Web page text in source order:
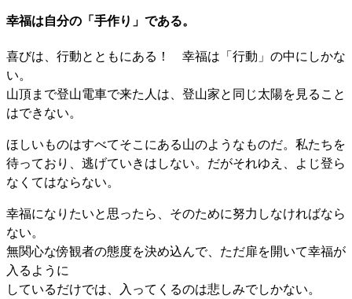
幸福は自分の「手作り」である。
喜びは、行動とともにある！ 幸福は「行動」の中にしかな
い。
山頂まで登山電車で来た人は、登山家と同じ太陽を見ること
はできない。
ほしいものはすべてそこにある山のようなものだ。私たちを
待っており、逃げていきはしない。だがそれゆえ、よじ登ら
なくてはならない。
幸福になりたいと思ったら、そのために努力しなければなら
ない。
無関心な傍観者の態度を決め込んで、ただ扉を開いて幸福が
入るように
しているだけでは、入ってくるのは悲しみでしかない。